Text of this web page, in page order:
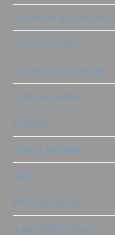
ricolorare le piastrelle
ricolorare pareti
ricolorare pavimenti
rullo decorativo
scatole
stampi ReDesign
stencil
timbri decorativi
trasferibili ReDesign